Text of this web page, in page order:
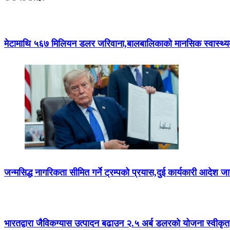
मेटामाथि ५६७ मिलियन डलर जरिवाना,बालबालिकाको मानसिक
जन्मसिद्ध नागरिकता सीमित गर्ने ट्रम्पको प्रयास,दुई कार्यकारी आदेश
भारतद्वारा जैविकग्यास उत्पादन बढाउन २.५ अर्ब डलरको योजना स्वीकृत